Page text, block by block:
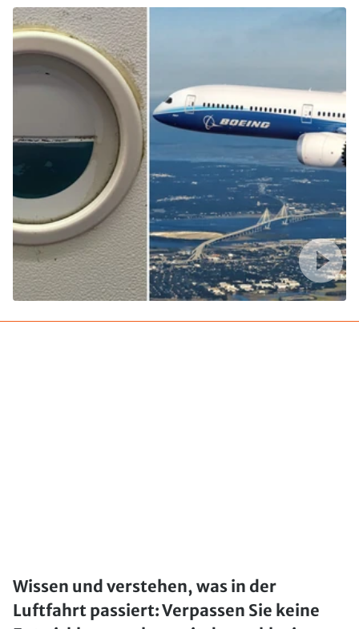
Wissen und verstehen, was in der
Luftfahrt passiert: Verpassen Sie keine